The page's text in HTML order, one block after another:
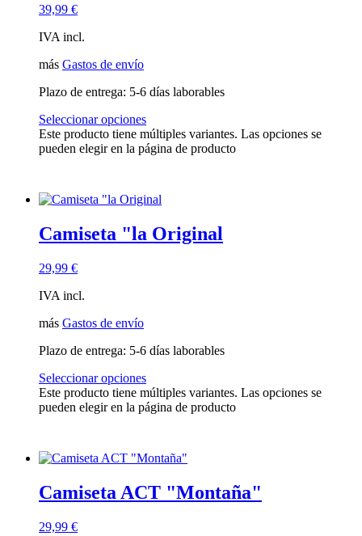
39,99 €
IVA incl.
más Gastos de envío
Plazo de entrega: 5-6 días laborables
Seleccionar opciones
Este producto tiene múltiples variantes. Las opciones se
pueden elegir en la página de producto
Camiseta "la Original
29,99 €
IVA incl.
más Gastos de envío
Plazo de entrega: 5-6 días laborables
Seleccionar opciones
Este producto tiene múltiples variantes. Las opciones se
pueden elegir en la página de producto
Camiseta ACT "Montaña"
29,99 €